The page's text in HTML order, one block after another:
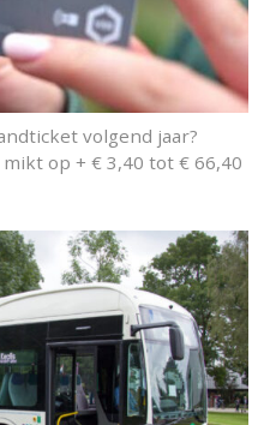
volgend jaar?
op + € 3,40 tot € 66,40